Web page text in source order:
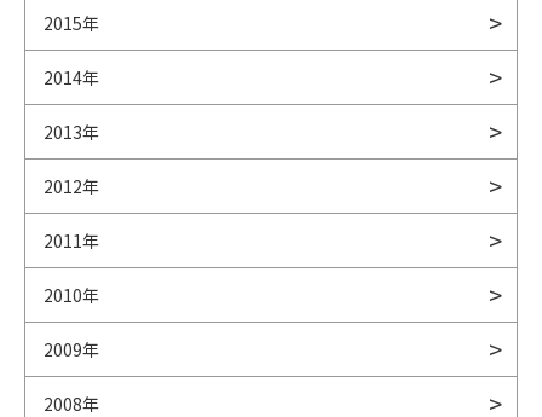
2015年
2014年
2013年
2012年
2011年
2010年
2009年
2008年